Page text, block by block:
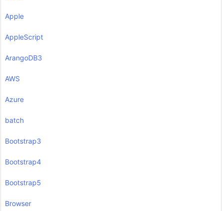
Apple
AppleScript
ArangoDB3
AWS
Azure
batch
Bootstrap3
Bootstrap4
Bootstrap5
Browser